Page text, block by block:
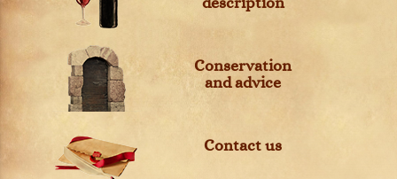
description
Conservation
and advice
Contact us